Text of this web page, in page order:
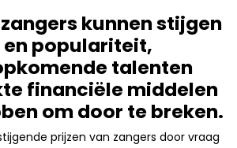
kunnen stijgen
populariteit,
talenten
financiële middelen
om door te breken.
prijzen van zangers door vraag